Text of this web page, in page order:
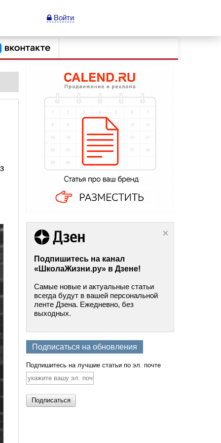
Войти
Подпишитесь на канал
«ШколаЖизни.ру» в Дзене!
Самые новые и актуальные статьи
всегда будут в вашей персональной
ленте Дзена. Ежедневно, без
выходных.
Подписаться на обновления
Подпишитесь на лучшие статьи по эл. почте